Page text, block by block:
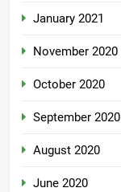
January 2021
November 2020
October 2020
September 2020
August 2020
June 2020